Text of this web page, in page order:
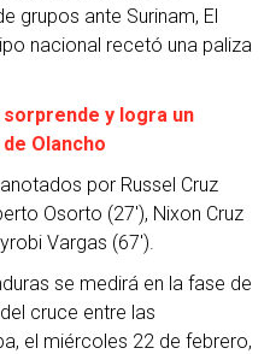
grupos ante Surinam, El
nacional recetó una paliza
sorprende y logra un
Olancho
por Russel Cruz
Osorto (27′), Nixon Cruz
Vargas (67′).
se medirá en la fase de
cruce entre las
el miércoles 22 de febrero,